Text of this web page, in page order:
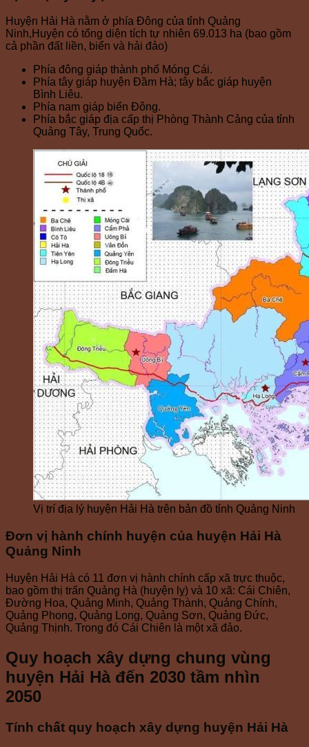
Huyện Hải Hà nằm ở phía Đông của tỉnh Quảng
Ninh,Huyện có tổng diện tích tự nhiên 69.013 ha (bao gồm
cả phần đất liền, biển và hải đảo)
Phía đông giáp thành phố Móng Cái.
Phía tây giáp huyện Đầm Hà; tây bắc giáp huyện
Bình Liêu.
Phía nam giáp biển Đông.
Phía bắc giáp địa cấp thị Phòng Thành Cảng của tỉnh
Quảng Tây, Trung Quốc.
Vị trí địa lý huyện Hải Hà trên bản đồ tỉnh Quảng Ninh
Đơn vị hành chính huyện của huyện Hải Hà
Quảng Ninh
Huyện Hải Hà có 11 đơn vị hành chính cấp xã trực thuộc,
bao gồm thị trấn Quảng Hà (huyện lỵ) và 10 xã: Cái Chiên,
Đường Hoa, Quảng Minh, Quảng Thành, Quảng Chính,
Quảng Phong, Quảng Long, Quảng Sơn, Quảng Đức,
Quảng Thịnh. Trong đó Cái Chiên là một xã đảo.
Quy hoạch xây dựng chung vùng
huyện Hải Hà đến 2030 tầm nhìn
2050
Tính chất quy hoạch xây dựng huyện Hải Hà